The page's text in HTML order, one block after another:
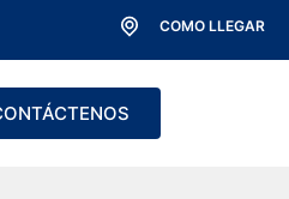
COMO LLEGAR